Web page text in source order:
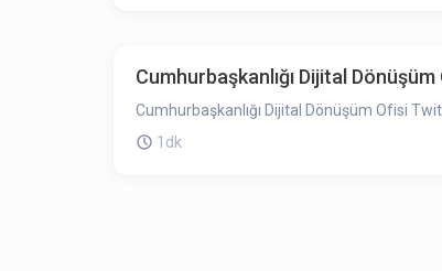
Cumhurbaşkanlığı Dijital
Cumhurbaşkanlığı Dijital Dönüşüm Ofisi
1dk